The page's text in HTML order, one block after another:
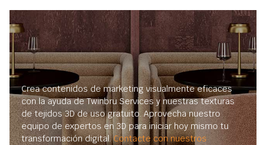
Crea contenidos de marketing visualmente eficaces
con la ayuda de Twinbru Services y nuestras texturas
de tejidos 3D de uso gratuito. Aprovecha nuestro
equipo de expertos en 3D para iniciar hoy mismo tu
transformación digital.Contacte con nuestros